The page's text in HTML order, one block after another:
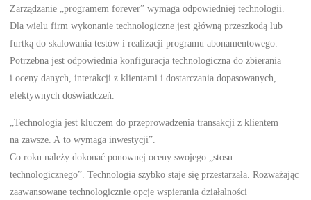
Zarządzanie „programem forever” wymaga odpowiedniej technologii.
Dla wielu firm wykonanie technologiczne jest główną przeszkodą lub
furtką do skalowania testów i realizacji programu abonamentowego.
Potrzebna jest odpowiednia konfiguracja technologiczna do zbierania
i oceny danych, interakcji z klientami i dostarczania dopasowanych,
efektywnych doświadczeń.
„Technologia jest kluczem do przeprowadzenia transakcji z klientem
na zawsze. A to wymaga inwestycji”.
Co roku należy dokonać ponownej oceny swojego „stosu
technologicznego”. Technologia szybko staje się przestarzała. Rozważając
zaawansowane technologicznie opcje wspierania działalności